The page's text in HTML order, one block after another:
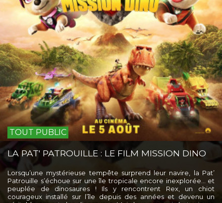
TOUT PUBLIC
LA PAT' PATROUILLE : LE FILM MISSION DINO
Lorsqu’une mystérieuse tempête surprend leur navire, la Pat’
Patrouille s’échoue sur une île tropicale encore inexplorée… et
peuplée de dinosaures ! Ils y rencontrent Rex, un chiot
courageux installé sur l’île depuis des années et devenu un